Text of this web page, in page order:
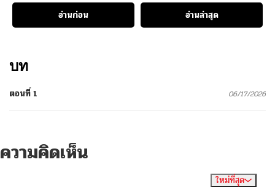
อ่านก่อน
อ่านล่าสุด
บท
ตอนที่ 1 06/17/2026
ความคิดเห็น
ใหม่ที่สุด